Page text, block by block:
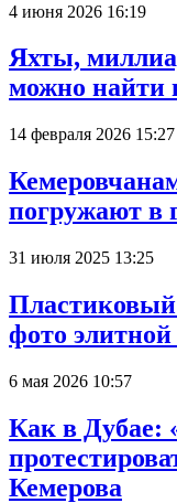
4 июня 2026 16:19
Яхты,
можно найти
14 февраля 2026 15:27
погружают в
31 июля 2025 13:25
Пластиковый
фото
6 мая 2026 10:57
Как в Дубае:
Кемерова